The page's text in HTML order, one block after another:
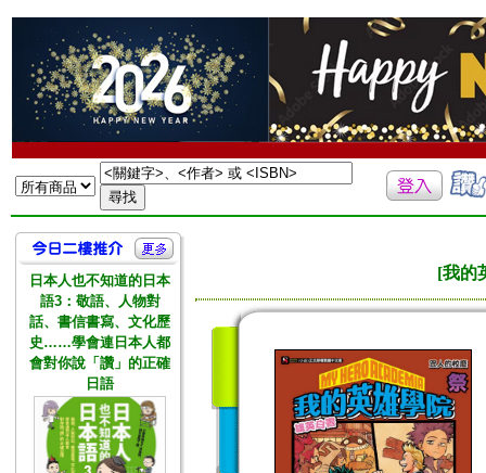
日本人也不知道的日本
語3：敬語、人物對
話、書信書寫、文化歷
史……學會連日本人都
會對你說「讚」的正確
日語
[我的